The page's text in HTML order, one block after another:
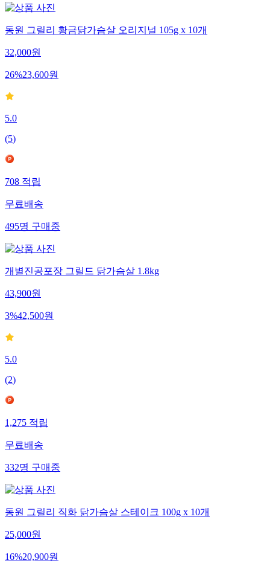
동원 그릴리 황금닭가슴살 오리지널 105g x 10개
32,000원
26%23,600원
5.0
(5)
708적립
무료배송
495명구매중
개별진공포장 그릴드 닭가슴살 1.8kg
43,900원
3%42,500원
5.0
(2)
1,275적립
무료배송
332명구매중
동원 그릴리 직화 닭가슴살 스테이크 100g x 10개
25,000원
16%20,900원